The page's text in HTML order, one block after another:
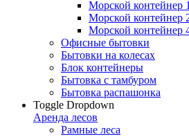
Морской контейнер
Морской контейнер
Морской контейнер
Офисные бытовки
Бытовки на колесах
Блок контейнеры
Бытовка с тамбуром
Бытовка распашонка
Toggle Dropdown
Аренда лесов
Рамные леса